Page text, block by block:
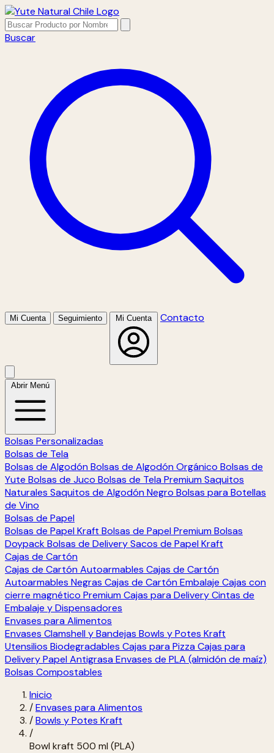
Buscar
Mi Cuenta Seguimiento Mi Cuenta Contacto
Abrir Menú
Bolsas Personalizadas
Bolsas de Tela
Bolsas de Algodón Bolsas de Algodón Orgánico Bolsas de
Yute Bolsas de Juco Bolsas de Tela Premium Saquitos
Naturales Saquitos de Algodón Negro Bolsas para Botellas
de Vino
Bolsas de Papel
Bolsas de Papel Kraft Bolsas de Papel Premium Bolsas
DoypackBolsas de DeliverySacos de Papel Kraft
Cajas de Cartón
Cajas de Cartón Autoarmables Cajas de Cartón
Autoarmables Negras Cajas de Cartón Embalaje Cajas con
cierre magnético Premium Cajas para DeliveryCintas de
Embalaje y Dispensadores
Envases para Alimentos
Envases Clamshell y Bandejas Bowls y Potes Kraft
Utensilios Biodegradables Cajas para Pizza Cajas para
DeliveryPapel Antigrasa Envases de PLA (almidón de maíz)
Bolsas Compostables
Inicio
/Envases para Alimentos
/Bowls y Potes Kraft
/
Bowl kraft 500 ml (PLA)